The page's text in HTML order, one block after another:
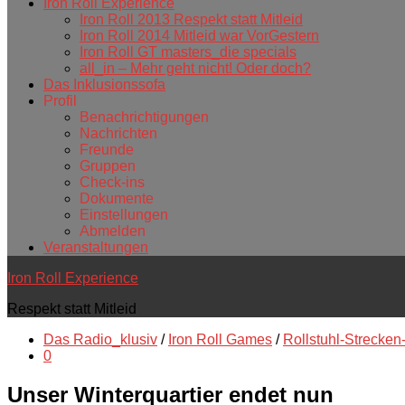
Iron Roll Experience
Iron Roll 2013 Respekt statt Mitleid
Iron Roll 2014 Mitleid war VorGestern
Iron Roll GT masters_die specials
all_in – Mehr geht nicht! Oder doch?
Das Inklusionssofa
Profil
Benachrichtigungen
Nachrichten
Freunde
Gruppen
Check-ins
Dokumente
Einstellungen
Abmelden
Veranstaltungen
Iron Roll Experience
Respekt statt Mitleid
Das Radio_klusiv / Iron Roll Games / Rollstuhl-
0
Unser Winterquartier endet nun